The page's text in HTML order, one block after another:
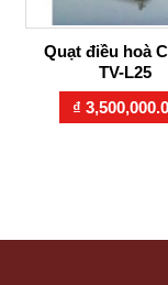
Quạt điều hoà
TV-L25
₫